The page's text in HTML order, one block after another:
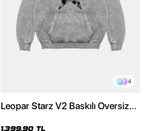
4
Leopar Starz V2 Baskılı Oversize
1.399,90 TL